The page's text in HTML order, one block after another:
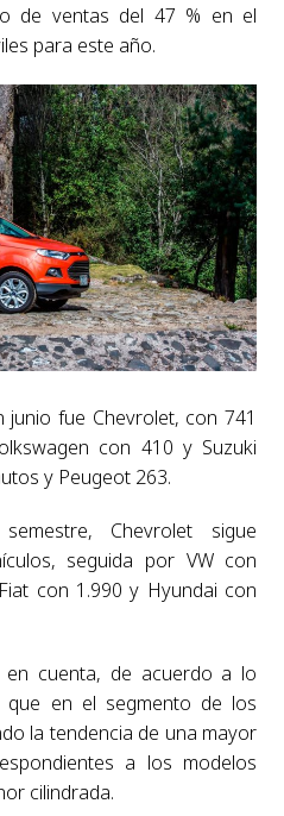
de ventas del 47 % en el
para este año.
junio fue Chevrolet, con 741
con 410 y Suzuki
y Peugeot 263.
Chevrolet sigue
seguida por VW con
con 1.990 y Hyundai con
cuenta, de acuerdo a lo
que en el segmento de los
la tendencia de una mayor
a los modelos
cilindrada.